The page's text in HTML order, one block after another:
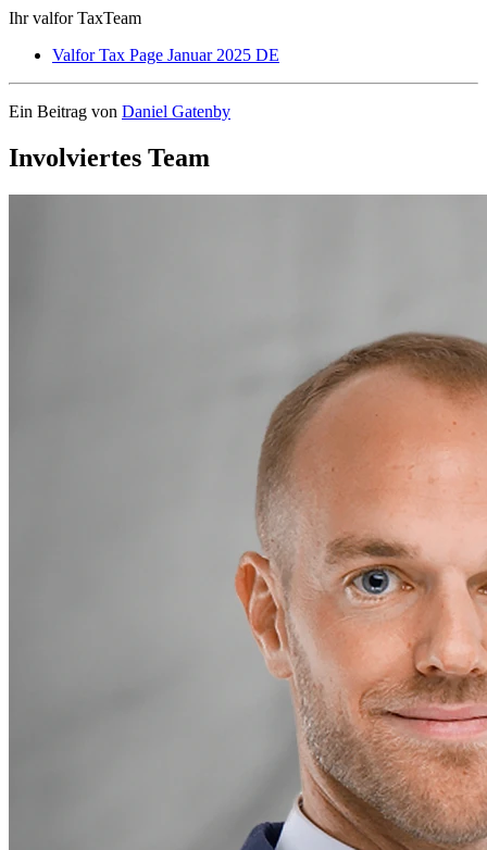
Ihr valfor TaxTeam
Valfor Tax Page Januar 2025 DE
Ein Beitrag von Daniel Gatenby
Involviertes Team